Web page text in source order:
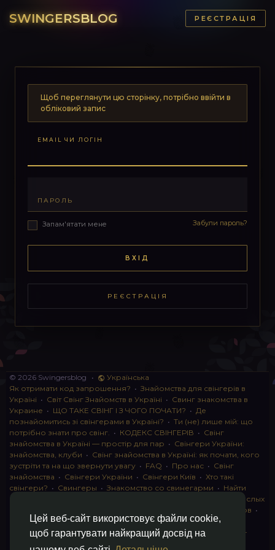
Цей веб-сайт використовує файли cookie,
щоб гарантувати найкращий досвід на
SWINGERSBLOG РЕЄСТРАЦІЯ
Щоб переглянути цю сторінку, потрібно ввійти в
обліковий запис
EMAIL ЧИ ЛОГІН
ПАРОЛЬ
Запам'ятати мене Забули пароль?
ВХІД
РЕЄСТРАЦІЯ
© 2026 Swingersblog •
Українська
Як отримати код запрошення? • Знайомства для свінгерів в
Україні • Світ Свінг Знайомств в Україні • Свинг знакомства в
Украине • ЩО ТАКЕ СВІНГ І З ЧОГО ПОЧАТИ? • Де
познайомитись зі свінгерами в Україні? • Ти (не) лише мій: що
потрібно знати про свінг. • КОДЕКС СВІНГЕРІВ • Свінг
знайомства в Україні — простір для пар • Свінгери України:
знайомства, клуби • Свінг знайомства в Україні: як почати, кого
зустріти та на що звернути увагу • FAQ • Про нас • Свінг
знайомства • Свінгери України • Свінгери Київ • Хто такі
свінгери? • Свингеры • Знакомство со свинегарми • Найти
instagram для взрослых
Клуб свингеров •
Конфіденційність• Правила• Партнерська програма
Свингеры •Свинг-пати•О свингерах откровенно
Свинг-
клуб: что это и как работает